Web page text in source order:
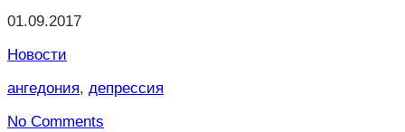
01.09.2017
Новости
ангедония, депрессия
No Comments